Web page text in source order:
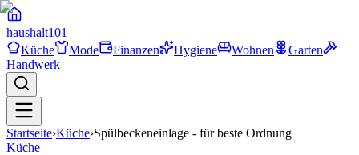
haushalt101
Küche
Mode Finanzen Hygiene Wohnen
Garten
Handwerk
Startseite›Küche›Spülbeckeneinlage - für beste Ordnung
Küche